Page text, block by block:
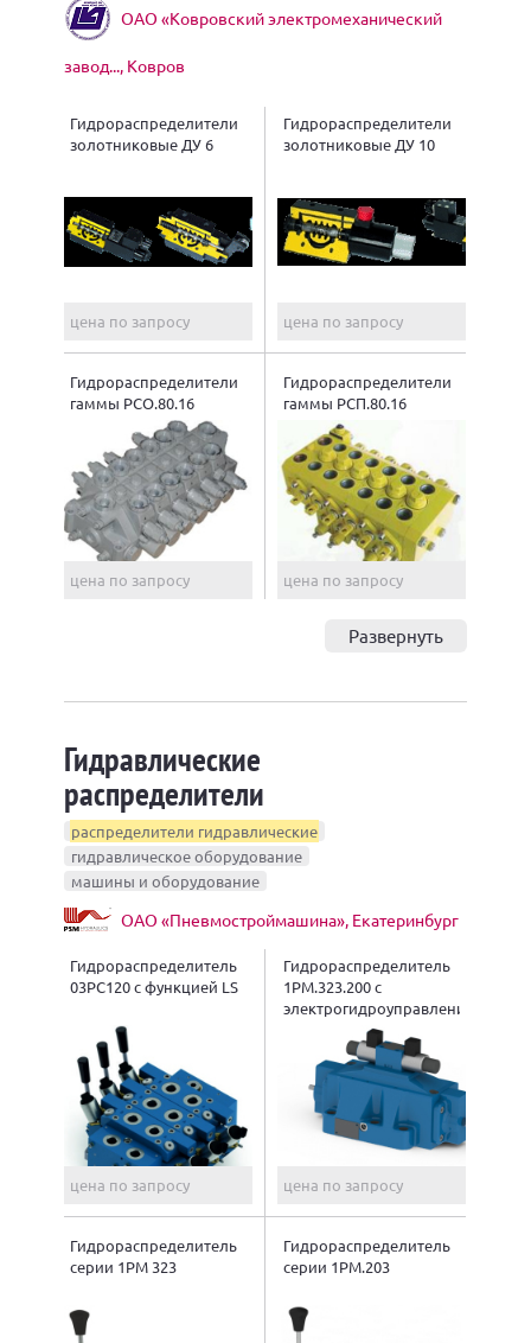
ОАО «Ковровский электромеханический
завод..., Ковров
Гидрораспределители
золотниковые ДУ 6
цена по запросу
Гидрораспределители
золотниковые ДУ 10
цена по запросу
Гидрораспределители
гаммы РСО.80.16
цена по запросу
Гидрораспределители
гаммы РСП.80.16
цена по запросу
Развернуть
Гидравлические
распределители
распределители гидравлические
гидравлическое оборудование
машины и оборудование
ОАО «Пневмостроймашина», Екатеринбург
Гидрораспределитель
03РС120 с функцией LS
цена по запросу
Гидрораспределитель
1РМ.323.200 с
электрогидроуправлением
цена по запросу
Гидрораспределитель
серии 1РМ 323
Гидрораспределитель
серии 1РМ.203